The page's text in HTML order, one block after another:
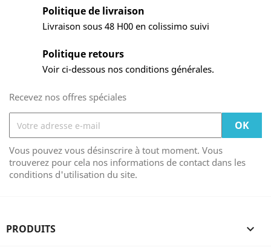
Politique de livraison
Livraison sous 48 H00 en colissimo suivi
Politique retours
Voir ci-dessous nos conditions générales.
Recevez nos offres spéciales
Vous pouvez vous désinscrire à tout moment. Vous
trouverez pour cela nos informations de contact dans les
conditions d'utilisation du site.
PRODUITS 